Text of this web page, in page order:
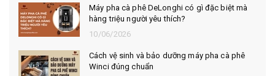
Máy pha cà phê DeLonghi có gì đặc biệt mà
hàng triệu người yêu thích?
10/06/2026
Cách vệ sinh và bảo dưỡng máy pha cà phê
Winci đúng chuẩn